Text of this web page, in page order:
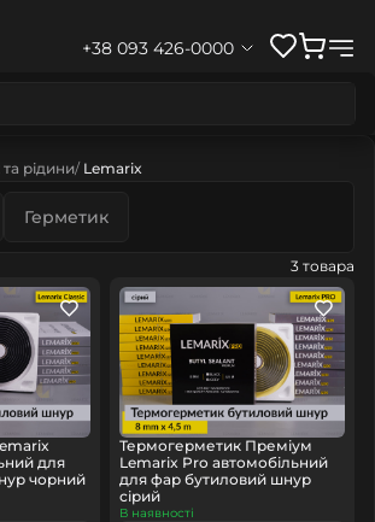
+38 093 426-0000
рідини Lemarix
Герметик
3 товара
для
чорний
Термогерметик Преміум
Lemarix Pro автомобільний
для фар бутиловий шнур
сірий
В наявності